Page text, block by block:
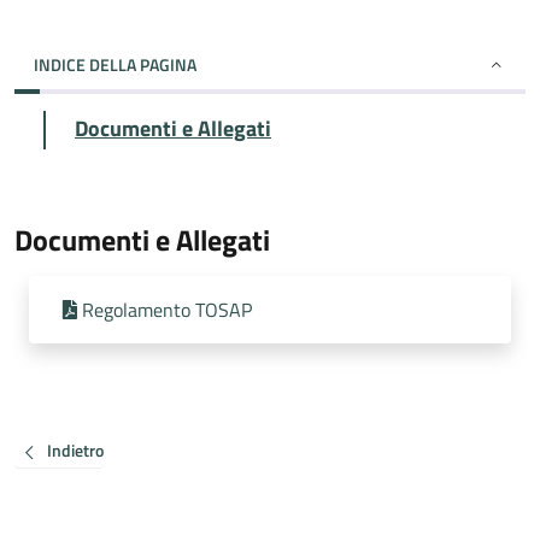
INDICE DELLA PAGINA
Documenti e Allegati
Documenti e Allegati
Regolamento TOSAP
Indietro